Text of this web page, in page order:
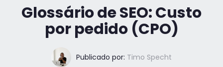
Glossário de SEO: Custo
por pedido (CPO)
Publicado por: Timo Specht